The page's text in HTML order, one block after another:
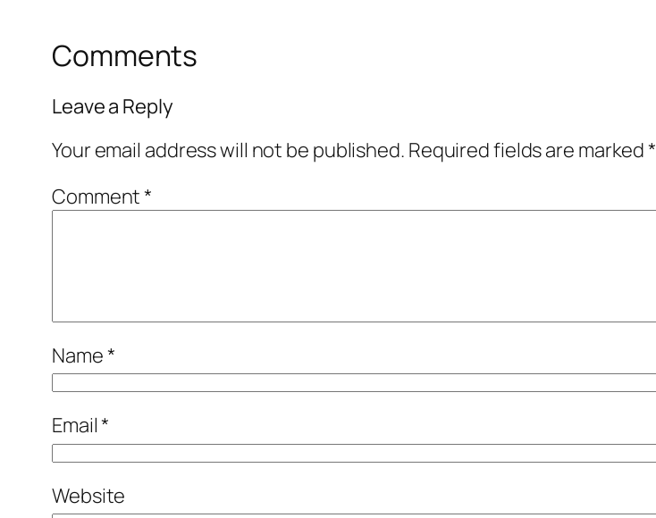
Comments
Leave a Reply
Your email address will not be published. Required fields are marked*
Comment*
Name*
Email*
Website